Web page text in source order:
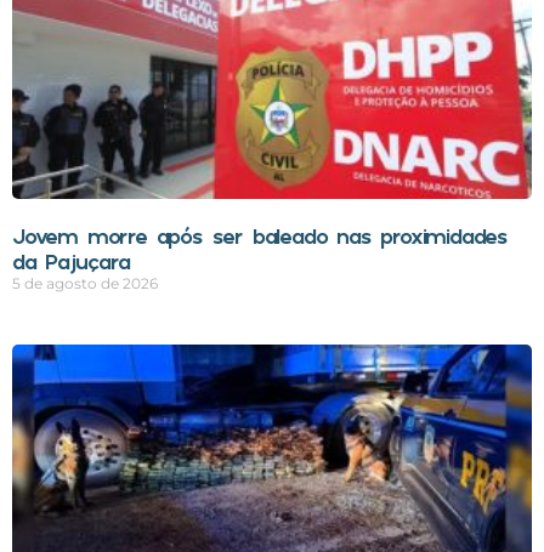
Jovem morre após ser baleado nas proximidades
da Pajuçara
5 de agosto de 2026